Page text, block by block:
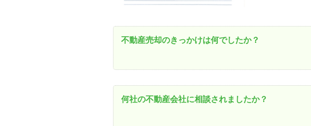
不動産売却のきっかけは何でしたか？
何社の不動産会社に相談されましたか？